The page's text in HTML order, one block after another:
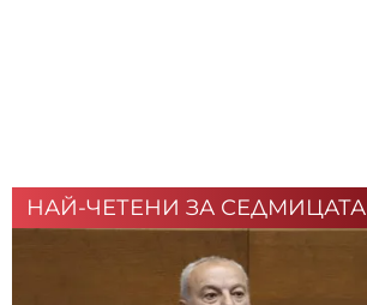
НАЙ-ЧЕТЕНИ ЗА СЕДМИЦАТА